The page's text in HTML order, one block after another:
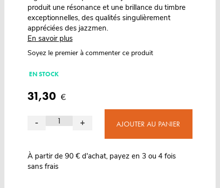
produit une résonance et une brillance du timbre
exceptionnelles, des qualités singulièrement
appréciées des jazzmen.
En savoir plus
Soyez le premier à commenter ce produit
EN STOCK
31,30 €
- + AJOUTER AU PANIER
À partir de 90 € d'achat, payez en 3 ou 4 fois
sans frais